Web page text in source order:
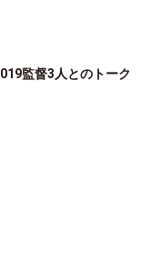
監督3人とのトーク